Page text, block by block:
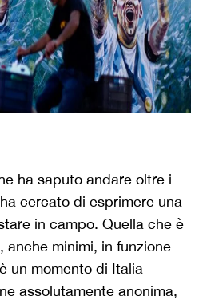
ha saputo andare oltre i
cercato di esprimere una
in campo. Quella che è
minimi, in funzione
un momento di Italia-
assolutamente anonima,